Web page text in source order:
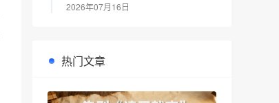
2026年07月16日
热门文章